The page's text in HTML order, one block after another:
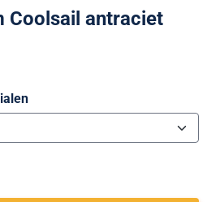
Coolsail antraciet